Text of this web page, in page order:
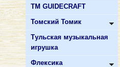
ТМ GUIDECRAFT
Томский Томик
Тульская музыкальная
игрушка
Флексика